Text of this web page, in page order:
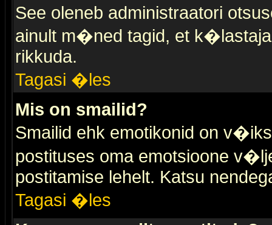
See oleneb administraatori
ainult m�ned tagid, et
rikkuda.
Tagasi �les
Mis on smailid?
Smailid ehk emotikonid on
postituses oma emotsioone
postitamise lehelt. Katsu
Tagasi �les